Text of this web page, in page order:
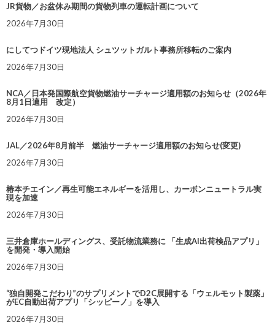
JR貨物／お盆休み期間の貨物列車の運転計画について
2026年7月30日
にしてつドイツ現地法人 シュツットガルト事務所移転のご案内
2026年7月30日
NCA／日本発国際航空貨物燃油サーチャージ適用額のお知らせ（2026年
8月1日適用 改定）
2026年7月30日
JAL／2026年8月前半 燃油サーチャージ適用額のお知らせ(変更)
2026年7月30日
椿本チエイン／再生可能エネルギーを活用し、カーボンニュートラル実
現を加速
2026年7月30日
三井倉庫ホールディングス、受託物流業務に 「生成AI出荷検品アプリ」
を開発・導入開始
2026年7月30日
“独自開発こだわり”のサプリメントでD2C展開する「ウェルモット製薬」
がEC自動出荷アプリ「シッピーノ」を導入
2026年7月30日